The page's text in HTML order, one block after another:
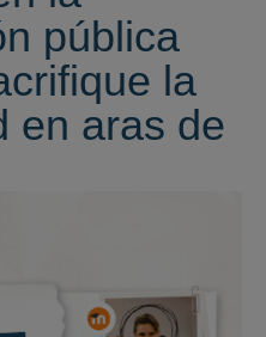
pública
la
en aras de